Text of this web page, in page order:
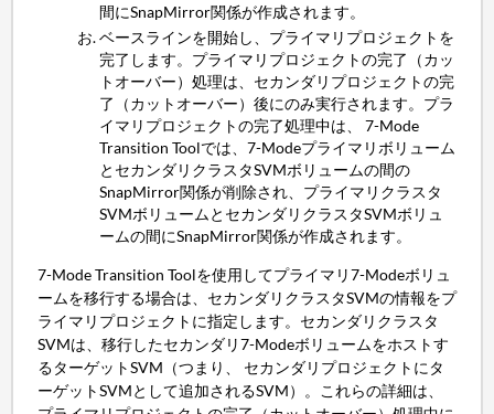
間にSnapMirror関係が作成されます。
ベースラインを開始し、プライマリプロジェクトを
完了します。プライマリプロジェクトの完了（カッ
トオーバー）処理は、セカンダリプロジェクトの完
了（カットオーバー）後にのみ実行されます。プラ
イマリプロジェクトの完了処理中は、 7-Mode
Transition Toolでは、7-Modeプライマリボリューム
とセカンダリクラスタSVMボリュームの間の
SnapMirror関係が削除され、プライマリクラスタ
SVMボリュームとセカンダリクラスタSVMボリュ
ームの間にSnapMirror関係が作成されます。
7-Mode Transition Toolを使用してプライマリ7-Modeボリュ
ームを移行する場合は、セカンダリクラスタSVMの情報をプ
ライマリプロジェクトに指定します。セカンダリクラスタ
SVMは、移行したセカンダリ7-Modeボリュームをホストす
るターゲットSVM（つまり、 セカンダリプロジェクトにタ
ーゲットSVMとして追加されるSVM）。これらの詳細は、